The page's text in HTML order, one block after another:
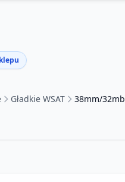
Gładkie WSAT 38mm/32mb